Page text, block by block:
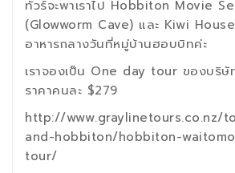
ทัวร์จะพาเราไป Hobbiton Movie
(Glowworm Cave) และ Kiwi
อาหารกลางวันที่หมู่บ้านฮอบบิทค่ะ
เราจองเป็น One day tour ของบริษั
ราคาคนละ $279
http://www.graylinetours.co.nz/
and-hobbiton/hobbiton-
tour/